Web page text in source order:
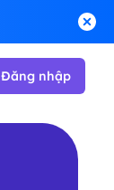
Đăng nhập